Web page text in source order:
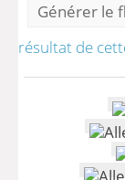
Générer le
résultat de